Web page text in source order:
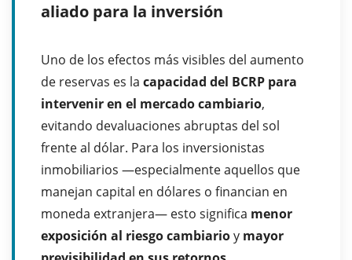
aliado para la inversión
Uno de los efectos más visibles del aumento
de reservas es la capacidad del BCRP para
intervenir en el mercado cambiario,
evitando devaluaciones abruptas del sol
frente al dólar. Para los inversionistas
inmobiliarios —especialmente aquellos que
manejan capital en dólares o financian en
moneda extranjera— esto significa menor
exposición al riesgo cambiarioy mayor